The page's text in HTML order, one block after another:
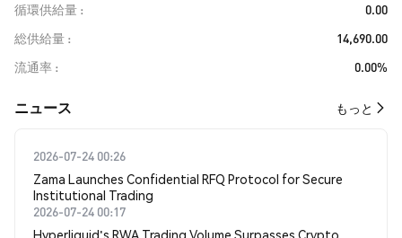
循環供給量
0.00
総供給量
14,690.00
流通率
0.00%
​​ニュース​​ もっと
2026-07-24 00:26
Zama Launches Confidential RFQ Protocol for Secure
Institutional Trading
2026-07-24 00:17
Hyperliquid's RWA Trading Volume Surpasses Crypto